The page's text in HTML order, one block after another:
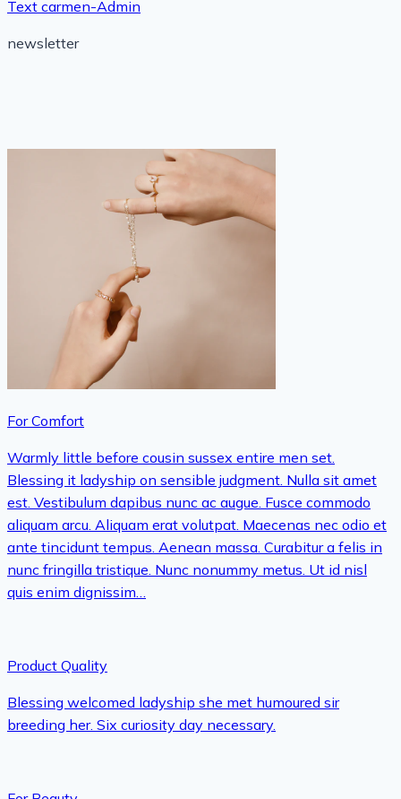
Text carmen-Admin
newsletter
For Comfort
Warmly little before cousin sussex entire men set.
Blessing it ladyship on sensible judgment. Nulla sit amet
est. Vestibulum dapibus nunc ac augue. Fusce commodo
aliquam arcu. Aliquam erat volutpat. Maecenas nec odio et
ante tincidunt tempus. Aenean massa. Curabitur a felis in
nunc fringilla tristique. Nunc nonummy metus. Ut id nisl
quis enim dignissim…
Product Quality
Blessing welcomed ladyship she met humoured sir
breeding her. Six curiosity day necessary.